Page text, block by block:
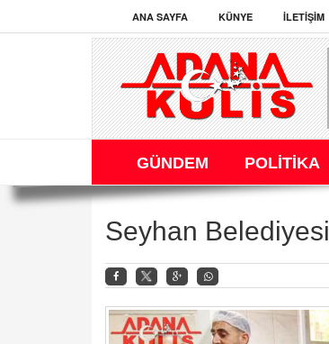
ANA SAYFA KÜNYE İLETIŞIM
GÜNDEM POLİTİKA
Seyhan